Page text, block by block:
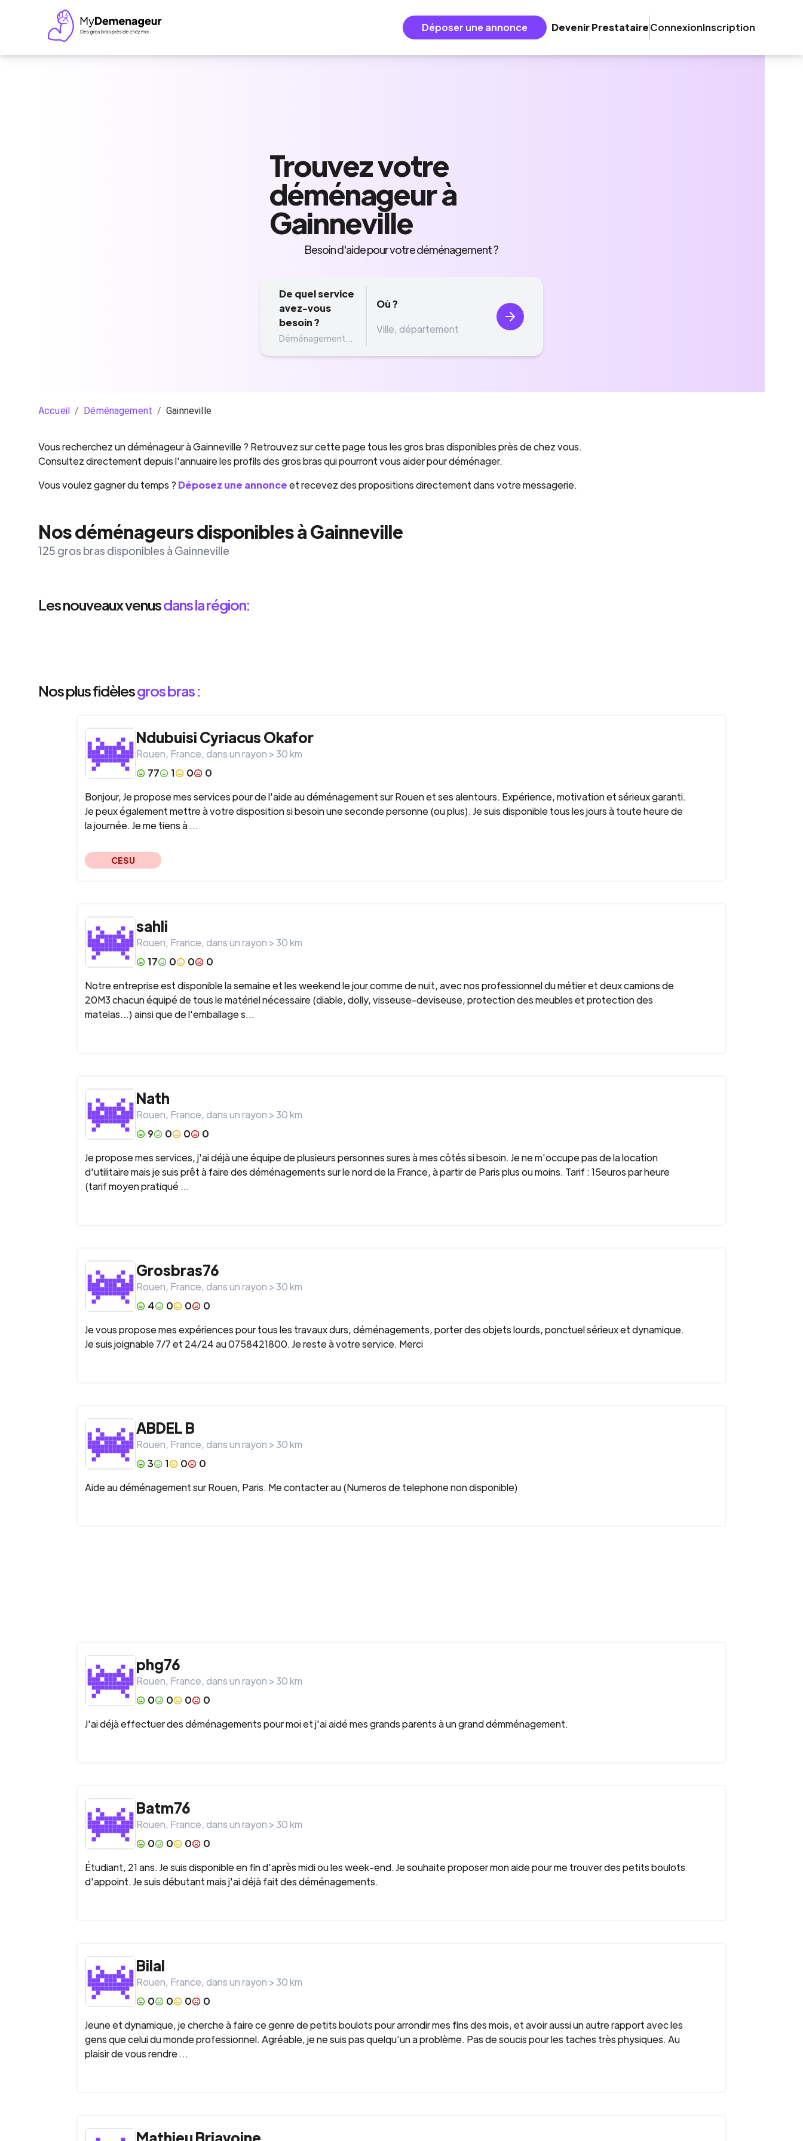
Déposer une annonce Devenir PrestataireConnexionInscription
Trouvezvotre
déménageurà
Gainneville
Besoin d'aide pour votre déménagement ?
De quel service
avez-vous
besoin ?
Déménagement...
Où ?
Accueil / Déménagement / Gainneville
Vous recherchez undéménageuràGainneville? Retrouvez sur cette page tous les gros bras disponibles près de chez vous.
Consultez directement depuis l'annuaire les profils des gros bras qui pourront vous aider pour déménager.
Vous voulez gagner du temps ? Déposez une annonceet recevez des propositions directement dans votre messagerie.
Nos déménageurs disponibles à Gainneville
125 gros bras disponibles à Gainneville
Les nouveaux venusdans la région:
Nos plus fidèlesgros bras :
Ndubuisi CyriacusOkafor
Rouen, France, dans un rayon >30km
77
1 0
0
Bonjour, Je propose mes services pour de l'aide au déménagement sur Rouen et ses alentours. Expérience, motivation et sérieux garanti.
Je peux également mettre à votre disposition si besoin une seconde personne (ou plus). Je suis disponible tous les jours à toute heure de
la journée. Je me tiens à ...
CESU
sahli
Rouen, France, dans un rayon >30km
17
0 0
0
Notre entreprise est disponible la semaine et les weekend le jour comme de nuit, avec nos professionnel du métier et deux camions de
20M3 chacun équipé de tous le matériel nécessaire (diable, dolly, visseuse-deviseuse, protection des meubles et protection des
matelas...) ainsi que de l'emballage s...
Nath
Rouen, France, dans un rayon >30km
9
0 0
0
Je propose mes services, j'ai déjà une équipe de plusieurs personnes sures à mes côtés si besoin. Je ne m'occupe pas de la location
d'utilitaire mais je suis prêt à faire des déménagements sur le nord de la France, à partir de Paris plus ou moins. Tarif : 15euros par heure
(tarif moyen pratiqué ...
Grosbras76
Rouen, France, dans un rayon >30km
4
0 0
0
Je vous propose mes expériences pour tous les travaux durs, déménagements, porter des objets lourds, ponctuel sérieux et dynamique.
Je suis joignable 7/7 et 24/24 au 0758421800. Je reste à votre service. Merci
ABDEL B
Rouen, France, dans un rayon >30km
3
1 0
0
Aide au déménagement sur Rouen, Paris. Me contacter au (Numeros de telephone non disponible)
phg76
Rouen, France, dans un rayon >30km
0
0 0
0
J'ai déjà effectuer des déménagements pour moi et j'ai aidé mes grands parents à un grand démménagement.
Batm76
Rouen, France, dans un rayon >30km
0
0 0
0
Étudiant, 21 ans. Je suis disponible en fin d'après midi ou les week-end. Je souhaite proposer mon aide pour me trouver des petits boulots
d'appoint. Je suis débutant mais j'ai déjà fait des déménagements.
Bilal
Rouen, France, dans un rayon >30km
0
0 0
0
Jeune et dynamique, je cherche à faire ce genre de petits boulots pour arrondir mes fins des mois, et avoir aussi un autre rapport avec les
gens que celui du monde professionnel. Agréable, je ne suis pas quelqu’un a problème. Pas de soucis pour les taches très physiques. Au
plaisir de vous rendre ...
Mathieu Briavoine